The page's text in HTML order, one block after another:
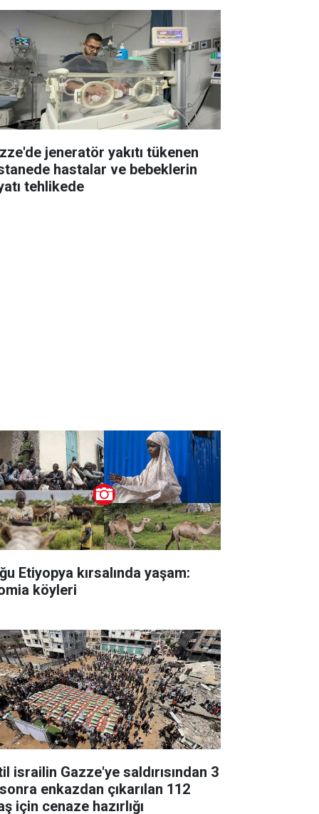
jeneratör yakıtı tükenen
hastalar ve bebeklerin
tehlikede
Etiyopya kırsalında yaşam:
köyleri
israilin Gazze'ye saldırısından 3
enkazdan çıkarılan 112
için cenaze hazırlığı